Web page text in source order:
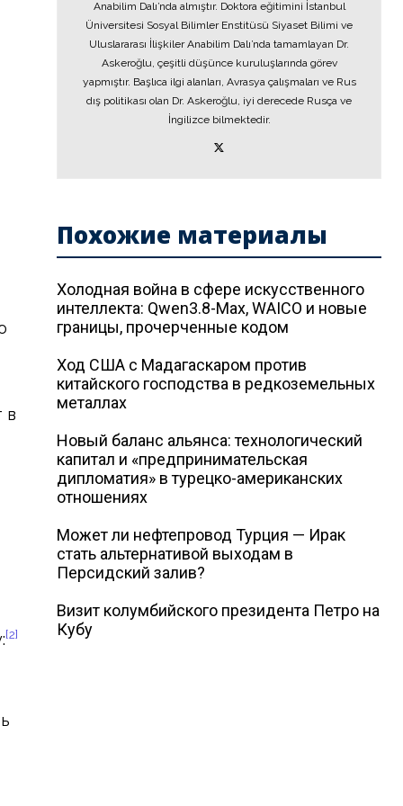
в
[2]
Anabilim Dalı’nda almıştır. Doktora eğitimini İstanbul
Üniversitesi Sosyal Bilimler Enstitüsü Siyaset Bilimi ve
Uluslararası İlişkiler Anabilim Dalı’nda tamamlayan Dr.
Askeroğlu, çeşitli düşünce kuruluşlarında görev
yapmıştır. Başlıca ilgi alanları, Avrasya çalışmaları ve Rus
dış politikası olan Dr. Askeroğlu, iyi derecede Rusça ve
İngilizce bilmektedir.
Похожие материалы
Холодная война в сфере искусственного
интеллекта: Qwen3.8-Max, WAICO и новые
границы, прочерченные кодом
Ход США с Мадагаскаром против
китайского господства в редкоземельных
металлах
Новый баланс альянса: технологический
капитал и «предпринимательская
дипломатия» в турецко-американских
отношениях
Может ли нефтепровод Турция — Ирак
стать альтернативой выходам в
Персидский залив?
Визит колумбийского президента Петро на
Кубу